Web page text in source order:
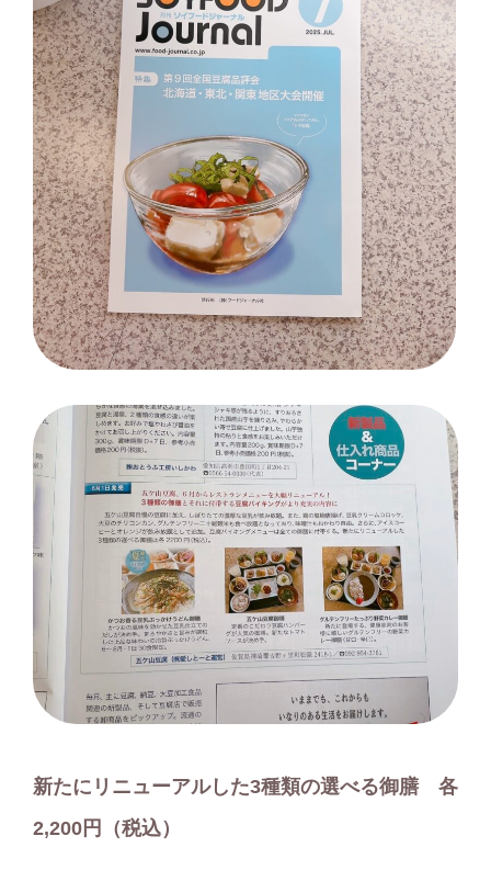
新たにリニューアルした3種類の選べる御膳 各
2,200円（税込）